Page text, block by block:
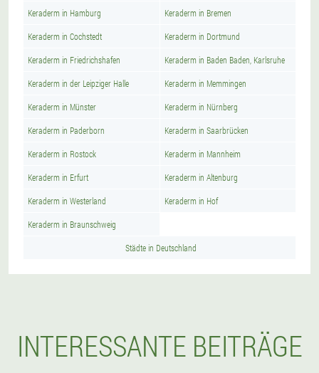
Keraderm in Hamburg Keraderm in Bremen
Keraderm in Cochstedt Keraderm in Dortmund
Keraderm in Friedrichshafen Keraderm in Baden Baden, Karlsruhe
Keraderm in der Leipziger Halle Keraderm in Memmingen
Keraderm in Münster Keraderm in Nürnberg
Keraderm in Paderborn Keraderm in Saarbrücken
Keraderm in Rostock Keraderm in Mannheim
Keraderm in Erfurt Keraderm in Altenburg
Keraderm in Westerland Keraderm in Hof
Keraderm in Braunschweig
Städte in Deutschland
INTERESSANTE BEITRÄGE